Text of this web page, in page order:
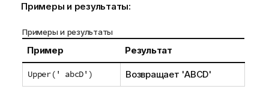
Примеры и результаты:
Примеры и результаты
Пример Результат
Upper(' abcD') Возвращает 'ABCD'